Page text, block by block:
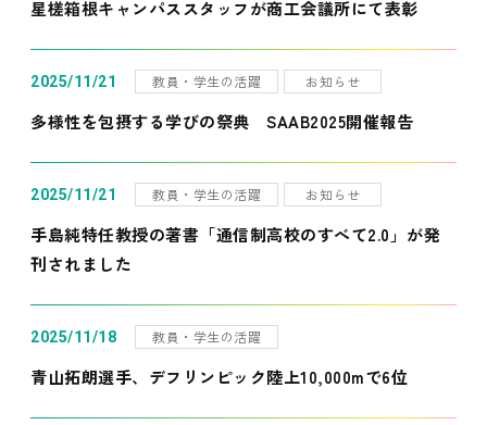
星槎箱根キャンパススタッフが商工会議所にて表彰
2025/11/21 教員・学生の活躍 お知らせ
多様性を包摂する学びの祭典 SAAB2025開催報告
2025/11/21 教員・学生の活躍 お知らせ
手島純特任教授の著書「通信制高校のすべて2.0」が発
刊されました
2025/11/18 教員・学生の活躍
青山拓朗選手、デフリンピック陸上10,000mで6位